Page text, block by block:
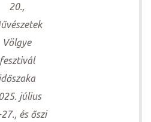
20.,
Völgye
fesztivál
július
27., és őszi